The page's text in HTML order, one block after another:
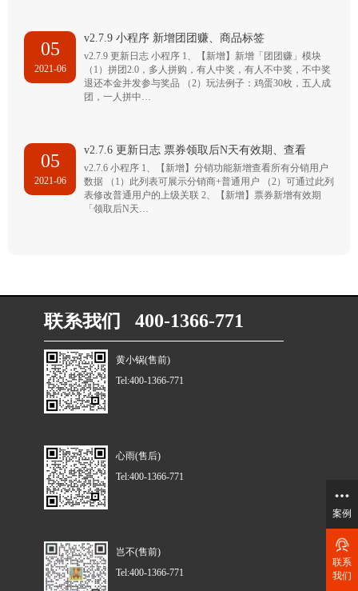
05
2021-06
v2.7.9 小程序 新增团团赚、商品标签
v2.7.9 更新日志 小程序 1、【新增】新增「团团赚」模块
（1）拼团2.0，多人拼购，有人中奖，有人不中奖，不中奖
退还本金并发参与奖品 （2）玩法例子：鸡蛋30枚，五人成
团，一人拼中…
05
2021-06
v2.7.6 更新日志 票券领取后N天有效期、查看
v2.7.6 小程序 1、【新增】分销功能新增查看所有分销用户
数据 （1）此列表可展示分销商+普通用户 （2）可通过此列
表修改普通用户的上级关联 2、【新增】票券新增有效期
「领取后N天…
联系我们 400-1366-771
黄小锅(售前)
Tel:400-1366-771
心雨(售后)
Tel:400-1366-771
岂不(售前)
Tel:400-1366-771
案例
联系
我们